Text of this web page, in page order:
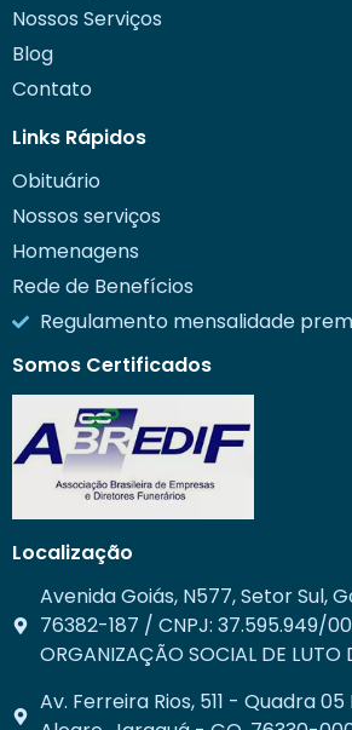
Nossos Serviços
Blog
Contato
Links Rápidos
Obituário
Nossos serviços
Homenagens
Rede de Benefícios
Regulamento mensalidade
Somos Certificados
Localização
Avenida Goiás, N577, Setor Sul,
76382-187 / CNPJ: 37.595.949/
ORGANIZAÇÃO SOCIAL DE LUTO
Av. Ferreira Rios, 511 - Quadra 05